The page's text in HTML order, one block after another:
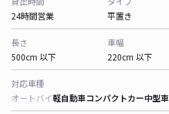
24時間営業
平置き
長さ
500cm 以下
車幅
220cm 以下
対応車種
オートバイ軽自動車コンパクトカー中型車